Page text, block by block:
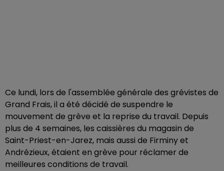
Ce lundi, lors de l'assemblée générale des grévistes de
Grand Frais, il a été décidé de suspendre le
mouvement de grève et la reprise du travail. Depuis
plus de 4 semaines, les caissières du magasin de
Saint-Priest-en-Jarez, mais aussi de Firminy et
Andrézieux, étaient en grève pour réclamer de
meilleures conditions de travail.